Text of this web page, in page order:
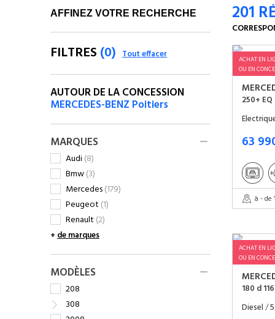
AFFINEZ VOTRE RECHERCHE
FILTRES (0) Tout effacer
AUTOUR DE LA CONCESSION
MERCEDES-BENZ Poitiers
MARQUES
Audi(8)
Bmw(3)
Mercedes(179)
Peugeot (1)
Renault (2)
+de marques
MODÈLES
208
308
201
ACHAT EN
OU EN
250+
63
à - de
ACHAT EN
OU EN
180 d
Diesel/